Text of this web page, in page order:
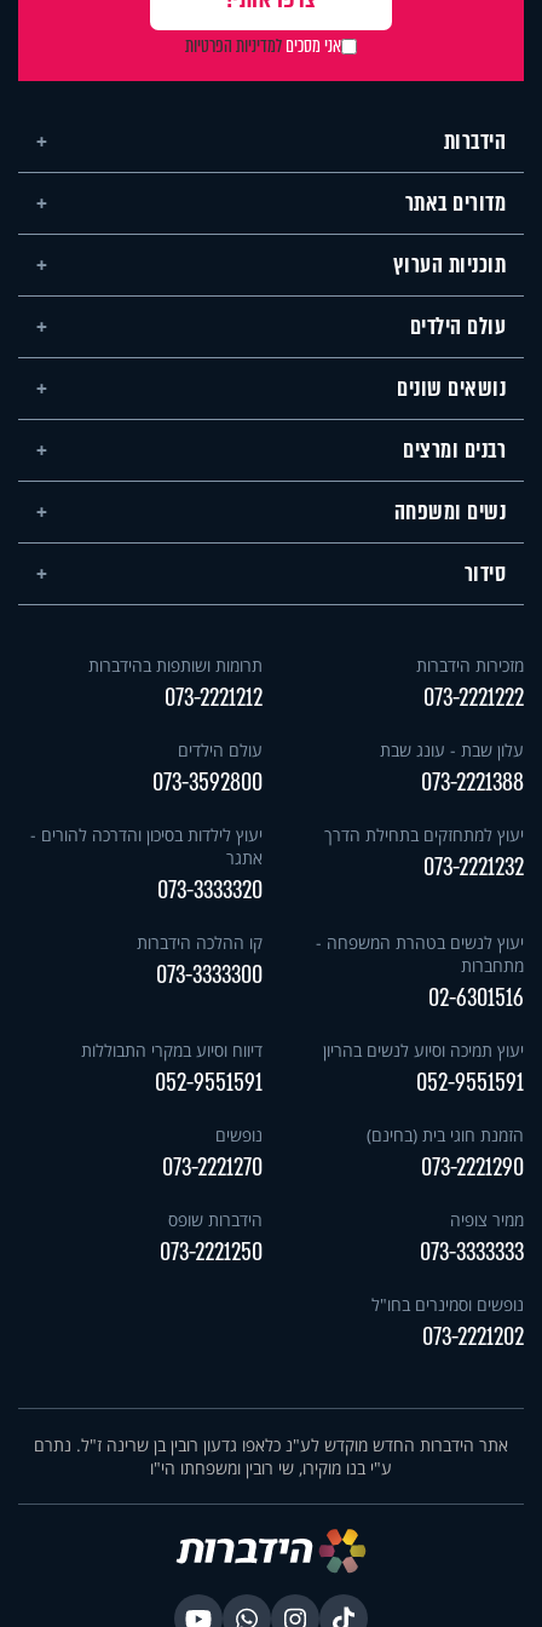
אני מסכיםלמדיניות הפרטיות
הידברות
מדורים באתר
תוכניות הערוץ
עולם הילדים
נושאים שונים
רבנים ומרצים
נשים ומשפחה
סידור
מזכירות הידברות
073-2221222
תרומות ושותפות בהידברות
073-2221212
עלון שבת - עונג שבת
073-2221388
עולם הילדים
073-3592800
יעוץ למתחזקים בתחילת הדרך
073-2221232
יעוץ לילדות בסיכון והדרכה להורים -
אתגר
073-3333320
יעוץ לנשים בטהרת המשפחה -
מתחברות
02-6301516
קו ההלכה הידברות
073-3333300
יעוץ תמיכה וסיוע לנשים בהריון
052-9551591
דיווח וסיוע במקרי התבוללות
052-9551591
הזמנת חוגי בית (בחינם)
073-2221290
נופשים
073-2221270
ממיר צופיה
073-3333333
הידברות שופס
073-2221250
נופשים וסמינרים בחו"ל
073-2221202
אתר הידברות החדש מוקדש לע"נ כלאפו גדעון רובין בן שרינה ז"ל. נתרם
ע"י בנו מוקירו, שי רובין ומשפחתו הי"ו